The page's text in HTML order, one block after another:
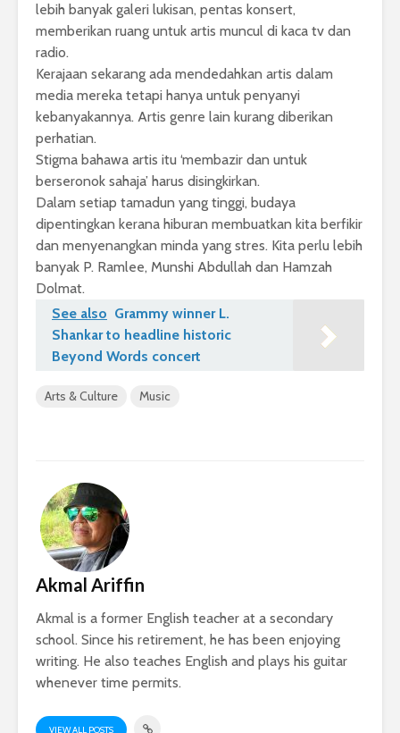
lebih banyak galeri lukisan, pentas konsert,
memberikan ruang untuk artis muncul di kaca tv dan
radio.
Kerajaan sekarang ada mendedahkan artis dalam
media mereka tetapi hanya untuk penyanyi
kebanyakannya. Artis genre lain kurang diberikan
perhatian.
Stigma bahawa artis itu ‘membazir dan untuk
berseronok sahaja’ harus disingkirkan.
Dalam setiap tamadun yang tinggi, budaya
dipentingkan kerana hiburan membuatkan kita berfikir
dan menyenangkan minda yang stres. Kita perlu lebih
banyak P. Ramlee, Munshi Abdullah dan Hamzah
Dolmat.
See also Grammy winner L.
Shankar to headline historic
Beyond Words concert
Arts & Culture Music
Akmal Ariffin
Akmal is a former English teacher at a secondary
school. Since his retirement, he has been enjoying
writing. He also teaches English and plays his guitar
whenever time permits.
VIEW ALL POSTS